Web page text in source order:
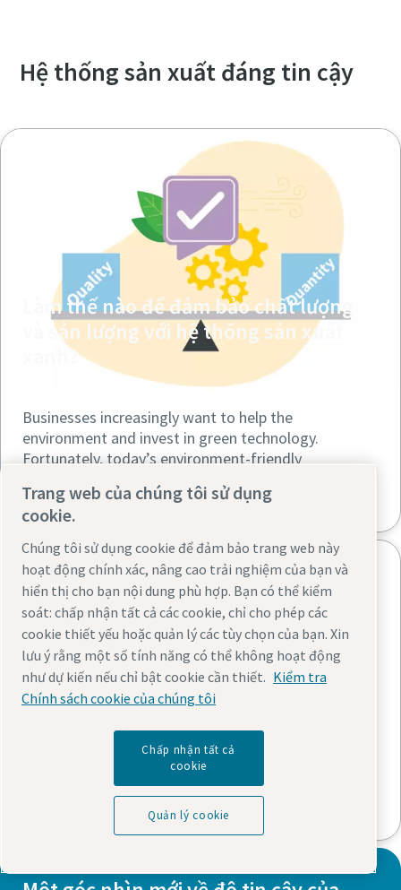
Hệ thống sản xuất đáng tin cậy
Làm thế nào để đảm bảo chất lượng
và sản lượng với hệ thống sản xuất
xanh?
Businesses increasingly want to help the
environment and invest in green technology.
Fortunately, today’s environment-friendly
air quality in green production. Find out more.
Khám phá thêm về tiêu chuẩn Class
Trang web của chúng tôi sử dụng
cookie.
Chúng tôi sử dụng cookie để đảm bảo trang web này
hoạt động chính xác, nâng cao trải nghiệm của bạn và
hiển thị cho bạn nội dung phù hợp. Bạn có thể kiểm
soát: chấp nhận tất cả các cookie, chỉ cho phép các
cookie thiết yếu hoặc quản lý các tùy chọn của bạn. Xin
lưu ý rằng một số tính năng có thể không hoạt động
như dự kiến nếu chỉ bật cookie cần thiết. Kiểm tra
Chính sách cookie của chúng tôi
Chấp nhận tất cả
cookie
Quản lý cookie